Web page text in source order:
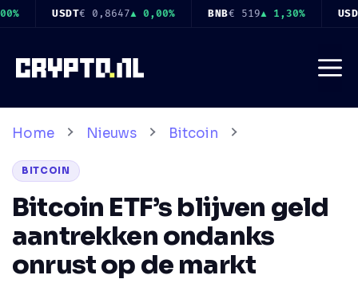
Ga
inhoud
519 ▲ 1,30% USDC€ 0,8650 ▲ 0,00% XRP€ 0,8912 ▼
Home Nieuws Bitcoin
BITCOIN
Bitcoin ETF’s blijven geld
aantrekken ondanks
onrust op de markt